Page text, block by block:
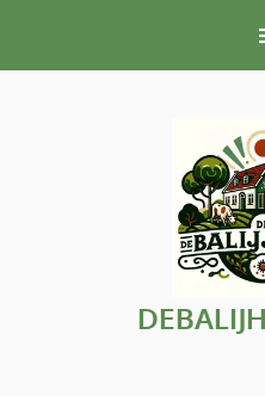
inhoud